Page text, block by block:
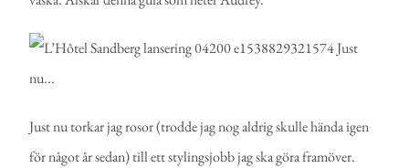
Just nu torkar jag rosor (trodde jag nog aldrig skulle hända igen
för något år sedan) till ett stylingsjobb jag ska göra framöver.